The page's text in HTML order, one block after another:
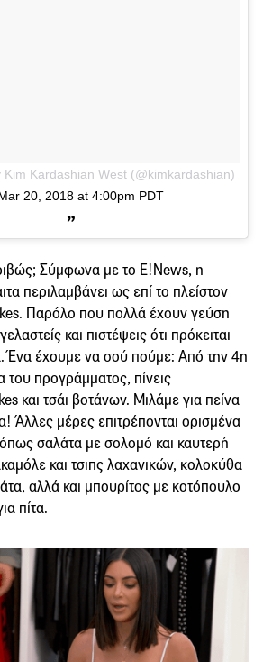
Kim Kardashian West (@kimkardashian)
20, 2018 at 4:00pm PDT
Σύμφωνα με το E!News, η
περιλαμβάνει ως επί το πλείστον
Παρόλο που πολλά έχουν γεύση
και πιστέψεις ότι πρόκειται
Ένα έχουμε να σού πούμε: Από την 4η
του προγράμματος, πίνεις
και τσάι βοτάνων. Μιλάμε για πείνα
Άλλες μέρες επιτρέπονται ορισμένα
σαλάτα με σολομό και καυτερή
και τσιπς λαχανικών, κολοκύθα
αλλά και μπουρίτος με κοτόπουλο
πίτα.